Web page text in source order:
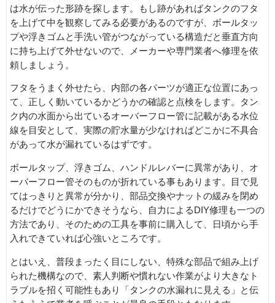
は水が伝った形跡を探します。もし跡があればタンクのフタ
を上げて中を観察してみる必要があるのですが、ボールタッ
プや浮きゴムと手洗い管がつながっている構造だと垂直方向
に持ち上げて外せないので、メーカーや専門業者へ修理を依
頼しましょう。
フタをうまく外せたら、内部の各パーツが適正な位置にあっ
て、正しく動いているかどうかの確認と点検をします。タン
ク内の水面から出ているオーバーフロー管に記載がある水位
線を目安として、実際の貯水量が少なければどこかに不具合
があって水が漏れているはずです。
ボールタップ、浮きゴム、ハンドルレバーに異常があり、オ
ーバーフロー管そのものが折れている事もあります。目で見
てはっきりと異常が分かり、部品交換やナットの緩みを閉め
るだけでどうにかできそうなら、自力によるDIY修理も一つの
方法であり、そのための工具を事前に購入して、日頃から手
入れできていれば心強いところです。
とはいえ、普段まったく目にしない、特殊な部品で組み上げ
られた機構なので、素人判断や慣れない作業がより大きなト
ラブルを招く可能性もあり「タンクの水漏れに見える」と伝